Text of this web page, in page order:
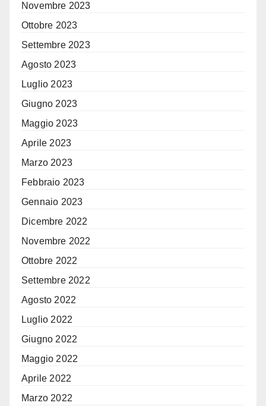
Novembre 2023
Ottobre 2023
Settembre 2023
Agosto 2023
Luglio 2023
Giugno 2023
Maggio 2023
Aprile 2023
Marzo 2023
Febbraio 2023
Gennaio 2023
Dicembre 2022
Novembre 2022
Ottobre 2022
Settembre 2022
Agosto 2022
Luglio 2022
Giugno 2022
Maggio 2022
Aprile 2022
Marzo 2022